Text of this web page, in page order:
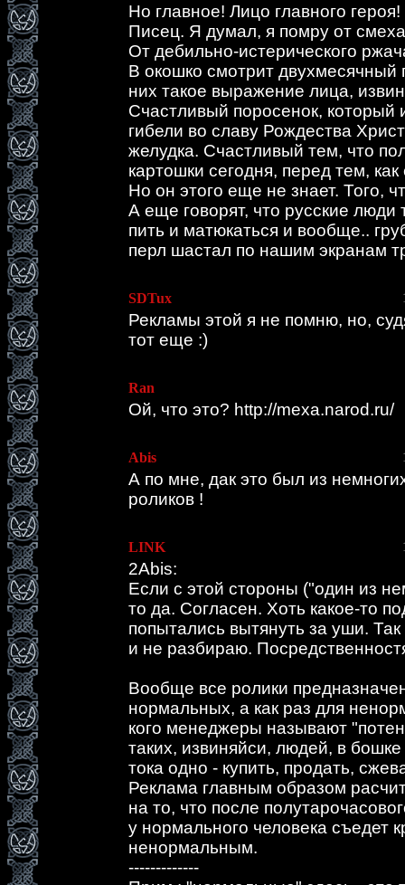
Но главное! Лицо главного
Писец. Я думал, я помру от
От дебильно-истерического
В окошко смотрит двухмесячный
них такое выражение лица,
Счастливый поросенок, который
гибели во славу Рождества
желудка. Счастливый тем, что
картошки сегодня, перед тем,
Но он этого еще не знает. Того,
А еще говорят, что русские люди
пить и матюкаться и вообще..
перл шастал по нашим экранам
SDTux
Рекламы этой я не помню, но,
тот еще :)
Ran
Ой, что это? http://mexa.narod.ru/
Abis
А по мне, дак это был из
роликов !
LINK
2Abis:
Если с этой стороны ("один из
то да. Согласен. Хоть какое-то
попытались вытянуть за уши.
и не разбираю.
Вообще все ролики
нормальных, а как раз для
кого менеджеры называют
таких, извиняйси, людей, в
тока одно - купить, продать,
Реклама главным образом
на то, что после
у нормального человека съедет
ненормальным.
-------------